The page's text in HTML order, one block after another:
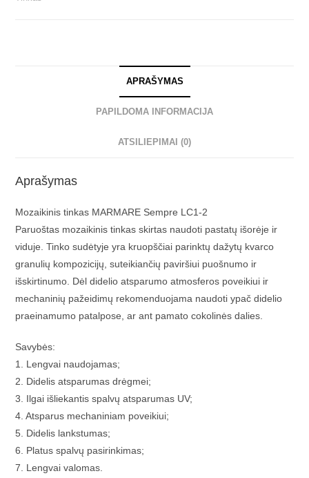
APRAŠYMAS
PAPILDOMA INFORMACIJA
ATSILIEPIMAI (0)
Aprašymas
Mozaikinis tinkas MARMARE Sempre LC1-2
Paruoštas mozaikinis tinkas skirtas naudoti pastatų išorėje ir
viduje. Tinko sudėtyje yra kruopščiai parinktų dažytų kvarco
granulių kompozicijų, suteikiančių paviršiui puošnumo ir
išskirtinumo. Dėl didelio atsparumo atmosferos poveikiui ir
mechaninių pažeidimų rekomenduojama naudoti ypač didelio
praeinamumo patalpose, ar ant pamato cokolinės dalies.
Savybės:
1. Lengvai naudojamas;
2. Didelis atsparumas drėgmei;
3. Ilgai išliekantis spalvų atsparumas UV;
4. Atsparus mechaniniam poveikiui;
5. Didelis lankstumas;
6. Platus spalvų pasirinkimas;
7. Lengvai valomas.